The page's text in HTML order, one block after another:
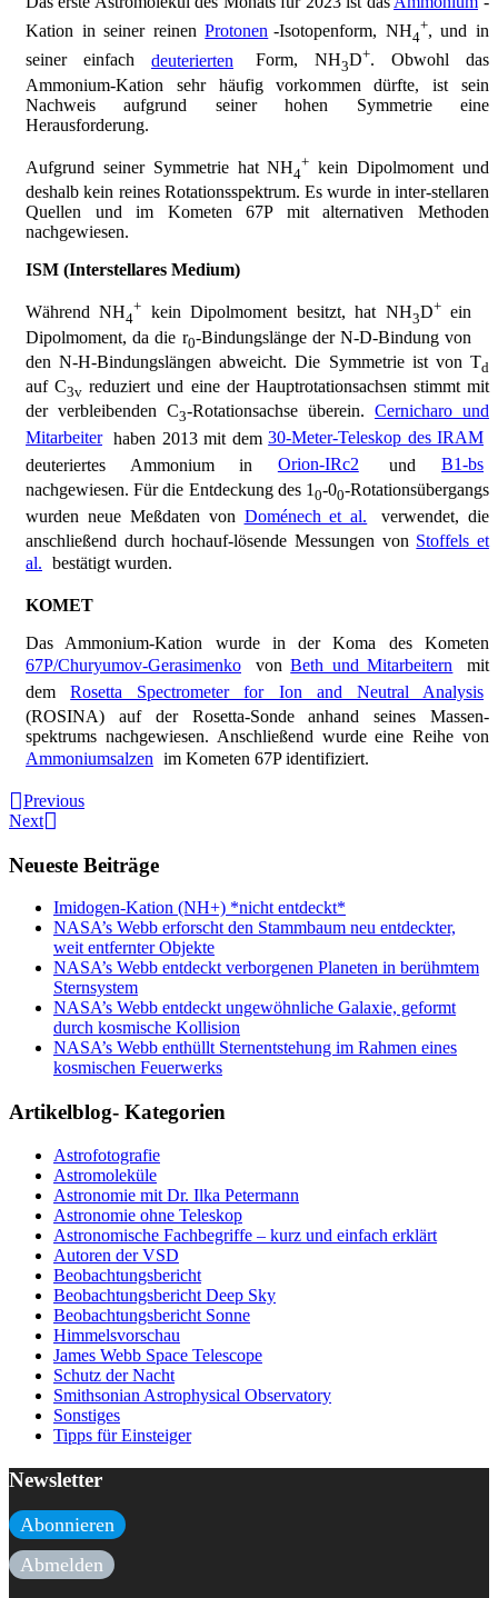
Kation in seiner reinenProtonen -Isotopenform, NH4
+, und in
seiner einfach deuterierten Form, NH3D+. Obwohl das
Ammonium-Kation sehr häufig vorkommen dürfte, ist sein
Nachweis aufgrund seiner hohen Symmetrie eine
Herausforderung.
Aufgrund seiner Symmetrie hat NH4
+ kein Dipolmoment und
deshalb kein reines Rotationsspektrum. Es wurde in inter-stellaren
Quellen und im Kometen 67P mit alternativen Methoden
nachgewiesen.
ISM (Interstellares Medium)
Während NH4
+ kein Dipolmoment besitzt, hat NH3D+ein
Dipolmoment, da die r0-Bindungslänge der N-D-Bindung von
den N-H-Bindungslängen abweicht. Die Symmetrie ist von Td
auf C3v reduziert und eine der Hauptrotationsachsen stimmt mit
der verbleibenden C3-Rotationsachse überein. Cernicharo und
Mitarbeiter haben 2013 mit dem30-Meter-Teleskop des IRAM
deuteriertes Ammonium in Orion-IRc2 undB1-bs
nachgewiesen. Für die Entdeckung des 1 0-00-Rotationsübergangs
wurden neue Meßdaten von Doménech et al.
verwendet, die
anschließend durch hochauf-lösende Messungen von Stoffels et
al. bestätigt wurden.
KOMET
Das Ammonium-Kation wurde in der Koma des Kometen
67P/Churyumov-Gerasimenko
vonBeth und Mitarbeitern
mit
demRosetta Spectrometer for Ion and Neutral Analysis
(ROSINA) auf der Rosetta-Sonde anhand seines Massen-
spektrums nachgewiesen. Anschließend wurde eine Reihe von
Ammoniumsalzen im Kometen 67P identifiziert.
Previous
Next
Neueste Beiträge
Imidogen-Kation (NH+) *nicht entdeckt*
NASA’s Webb erforscht den Stammbaum neu entdeckter,
weit entfernter Objekte
NASA’s Webb entdeckt verborgenen Planeten in berühmtem
Sternsystem
NASA’s Webb entdeckt ungewöhnliche Galaxie, geformt
durch kosmische Kollision
NASA’s Webb enthüllt Sternentstehung im Rahmen eines
kosmischen Feuerwerks
Artikelblog- Kategorien
Astrofotografie
Astromoleküle
Astronomie mit Dr. Ilka Petermann
Astronomie ohne Teleskop
Astronomische Fachbegriffe – kurz und einfach erklärt
Autoren der VSD
Beobachtungsbericht
Beobachtungsbericht Deep Sky
Beobachtungsbericht Sonne
Himmelsvorschau
James Webb Space Telescope
Schutz der Nacht
Smithsonian Astrophysical Observatory
Sonstiges
Tipps für Einsteiger
Newsletter
Abonnieren
Abmelden